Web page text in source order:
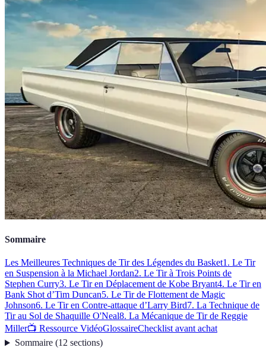
Sommaire
Les Meilleures Techniques de Tir des Légendes du Basket1. Le Tir
en Suspension à la Michael Jordan2. Le Tir à Trois Points de
Stephen Curry3. Le Tir en Déplacement de Kobe Bryant4. Le Tir en
Bank Shot d’Tim Duncan5. Le Tir de Flottement de Magic
Johnson6. Le Tir en Contre-attaque d’Larry Bird7. La Technique de
Tir au Sol de Shaquille O'Neal8. La Mécanique de Tir de Reggie
Miller📺 Ressource VidéoGlossaireChecklist avant achat
Sommaire(12 sections)